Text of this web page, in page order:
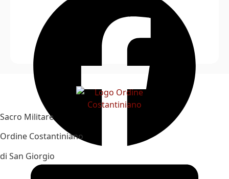
Sacro Militare
Ordine Costantiniano
di San Giorgio